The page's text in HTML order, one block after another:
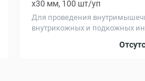
х30 мм, 100 шт/уп
Для проведения
внутрикожных и подкожных